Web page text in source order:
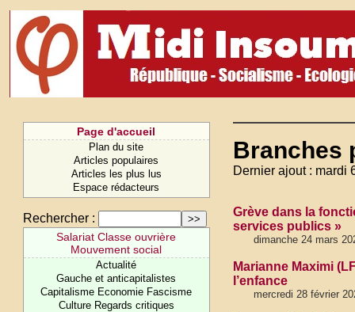
Page d'accueil
Plan du site
Articles populaires
Articles les plus lus
Espace rédacteurs
Rechercher :
Salariat Classe ouvrière
Mouvement social
Actualité
Gauche et anticapitalistes
Capitalisme Economie Fascisme
Culture Regards critiques
Branches
Dernier ajout : mardi
Grève dans la
services publics »
dimanche 24 mars
Marianne Maximi
l’enfance
mercredi 28 février